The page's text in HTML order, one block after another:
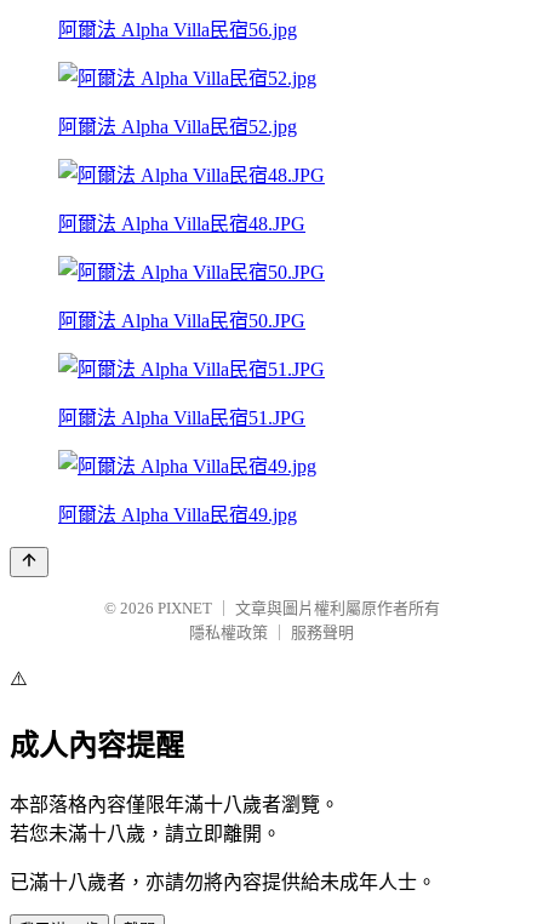
阿爾法 Alpha Villa民宿56.jpg
阿爾法 Alpha Villa民宿52.jpg
阿爾法 Alpha Villa民宿48.JPG
阿爾法 Alpha Villa民宿50.JPG
阿爾法 Alpha Villa民宿51.JPG
阿爾法 Alpha Villa民宿49.jpg
© 2026 PIXNET
文章與圖片權利屬原作者所有
隱私權政策
服務聲明
⚠️
成人內容提醒
本部落格內容僅限年滿十八歲者瀏覽。
若您未滿十八歲，請立即離開。
已滿十八歲者，亦請勿將內容提供給未成年人士。